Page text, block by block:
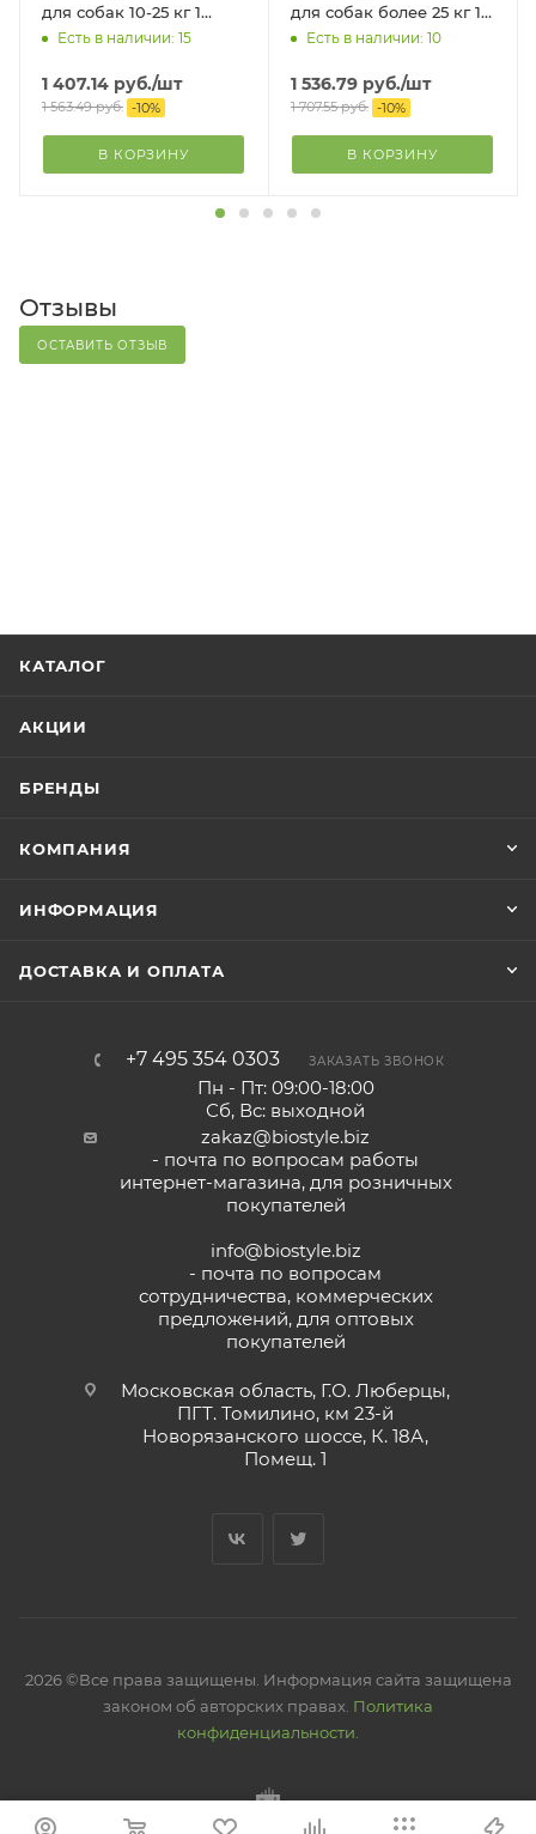
для собак 10-25 кг 1
пипетка, в упаковке
Есть в наличии: 15
1 407.14 руб./шт
1 563.49руб. -10%
В КОРЗИНУ
для собак более 25 кг 1
пипетка, в упаковке
Есть в наличии: 10
1 536.79 руб./шт
1 707.55руб. -10%
В КОРЗИНУ
Отзывы
ОСТАВИТЬ ОТЗЫВ
КАТАЛОГ
АКЦИИ
БРЕНДЫ
КОМПАНИЯ
ИНФОРМАЦИЯ
ДОСТАВКА И ОПЛАТА
+7 495 354 0303 ЗАКАЗАТЬ ЗВОНОК
Пн - Пт: 09:00-18:00
Сб, Вс: выходной
zakaz@biostyle.biz
- почта по вопросам работы
интернет-магазина, для розничных
покупателей
info@biostyle.biz
- почта по вопросам
сотрудничества, коммерческих
предложений, для оптовых
покупателей
Московская область, Г.О. Люберцы,
ПГТ. Томилино, км 23-й
Новорязанского шоссе, К. 18А,
Помещ. 1
2026 ©Все права защищены. Информация сайта защищена
законом об авторских правах. Политика
конфиденциальности.